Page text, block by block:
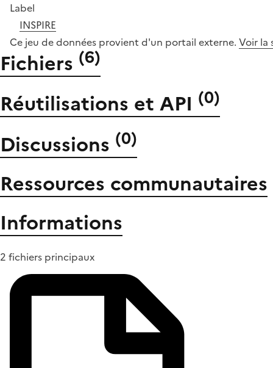
Label
INSPIRE
Ce jeu de données provient d'un portail externe. Voir la
Fichiers (6)
Réutilisations et API (0)
Discussions (0)
Ressources communautaires
Informations
2 fichiers principaux